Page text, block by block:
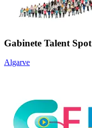
Gabinete Talent Spot
Algarve